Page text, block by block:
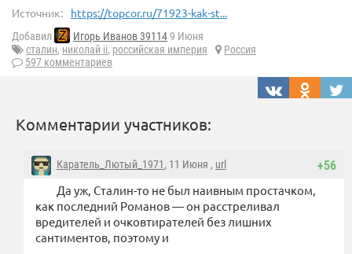
Источник: https://topcor.ru/71923-kak-st...
Добавил Игорь Иванов 391149 Июня
сталин, николай ii, российская империя
Россия
597 комментариев
Комментарии участников:
+56
Каратель_Лютый_1971, 11 Июня , url
Да уж, Сталин-то не был наивным простачком,
как последний Романов — он расстреливал
вредителей и очковтирателей без лишних
сантиментов, поэтому и